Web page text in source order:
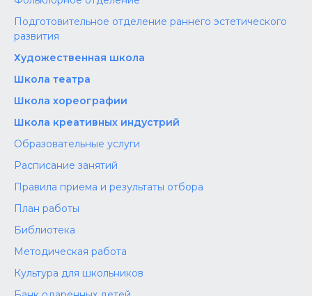
Подготовительное отделение раннего эстетического
развития
Художественная школа
Школа‌‌‌‌ театра
Школа хореографии
Школа креативных индустрий
Образовательные услуги
Расписание занятий
Правила приема и результаты отбора
План работы
Библиотека
Методическая работа
Культура для школьников